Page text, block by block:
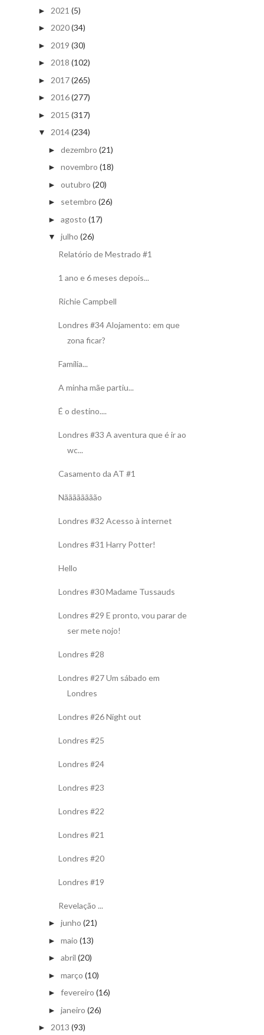
► 2021 (5)
► 2020(34)
► 2019 (30)
► 2018 (102)
► 2017(265)
► 2016(277)
► 2015 (317)
▼ 2014(234)
► dezembro (21)
► novembro (18)
► outubro (20)
► setembro (26)
► agosto (17)
▼ julho (26)
Relatório de Mestrado #1
1 ano e 6 meses depois...
Richie Campbell
Londres #34 Alojamento: em que
zona ficar?
Família...
A minha mãe partiu...
É o destino....
Londres #33 A aventura que é ir ao
wc...
Casamento da AT #1
Nãããããããão
Londres #32 Acesso à internet
Londres #31 Harry Potter!
Hello
Londres #30 Madame Tussauds
Londres #29 E pronto, vou parar de
ser mete nojo!
Londres #28
Londres #27 Um sábado em
Londres
Londres #26 Night out
Londres #25
Londres #24
Londres #23
Londres #22
Londres #21
Londres #20
Londres #19
Revelação ...
► junho (21)
► maio (13)
► abril (20)
► março (10)
► fevereiro (16)
► janeiro (26)
► 2013 (93)